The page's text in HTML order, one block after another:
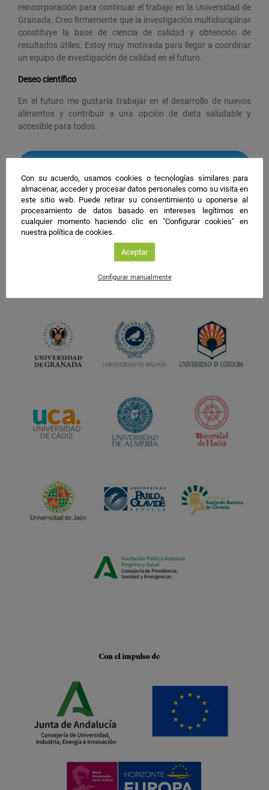
reincorporación para continuar el trabajo en la Universidad de
Granada. Creo firmemente que la investigación multidisciplinar
constituye la base de ciencia de calidad y obtención de
resultados útiles. Estoy muy motivada para llegar a coordinar
un equipo de investigación de calidad en el futuro.
Deseo científico
En el futuro me gustaría trabajar en el desarrollo de nuevos
alimentos y contribuir a una opción de dieta saludable y
accesible para todos.
facebook
twitter
instagram
Con su acuerdo, usamos cookies o tecnologías similares para
almacenar, acceder y procesar datos personales como su visita en
este sitio web. Puede retirar su consentimiento u oponerse al
procesamiento de datos basado en intereses legítimos en
cualquier momento haciendo clic en "Configurar cookies" en
nuestra política de cookies.
Aceptar
Configurar manualmente